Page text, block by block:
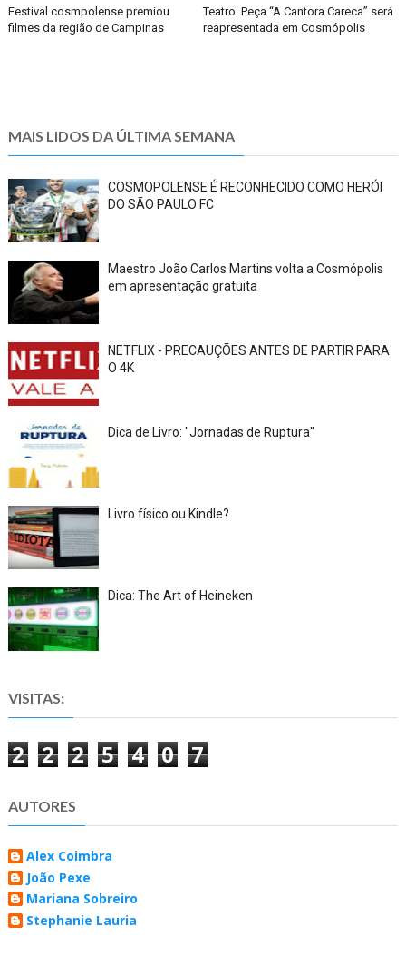
Teatro: Peça “A Cantora Careca” será
reapresentada em Cosmópolis
Festival cosmpolense premiou
filmes da região de Campinas
MAIS LIDOS DA ÚLTIMA SEMANA
COSMOPOLENSE É RECONHECIDO COMO HERÓI
DO SÃO PAULO FC
Maestro João Carlos Martins volta a Cosmópolis
em apresentação gratuita
NETFLIX - PRECAUÇÕES ANTES DE PARTIR PARA
O 4K
Dica de Livro: "Jornadas de Ruptura"
Livro físico ou Kindle?
Dica: The Art of Heineken
VISITAS:
2 2 2 5 4 0 7
AUTORES
Alex Coimbra
João Pexe
Mariana Sobreiro
Stephanie Lauria